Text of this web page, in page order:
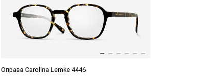
Оправа Carolina Lemke 4446